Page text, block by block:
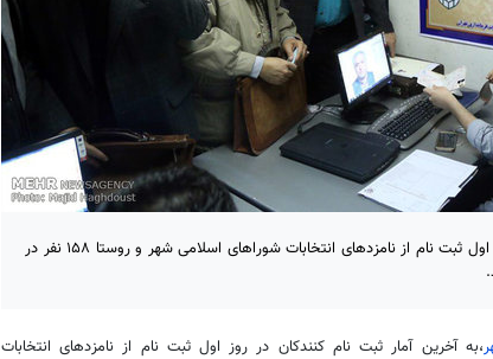
مشهد- فرماندار مشهد گفت: در روز اول ثبت نام از نامزدهای انتخابات شوراهای اسلامی شهر و روستا ۱۵۸ نفر در
،به آخرین آمار ثبت نام کنندکان در روز اول ثبت نام از نامزدهای انتخابات